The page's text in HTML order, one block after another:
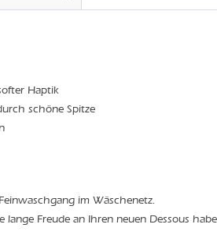
Haptik
schöne Spitze
im Wäschenetz.
Freude an Ihren neuen Dessous